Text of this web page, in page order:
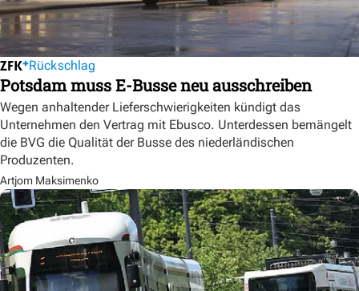
Rückschlag
Potsdam muss E-Busse neu ausschreiben
Wegen anhaltender Lieferschwierigkeiten kündigt das
Unternehmen den Vertrag mit Ebusco. Unterdessen bemängelt
die BVG die Qualität der Busse des niederländischen
Produzenten.
Artjom Maksimenko